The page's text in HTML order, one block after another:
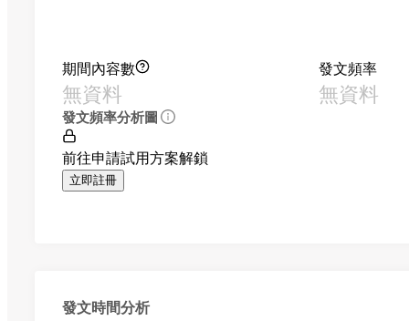
期間內容數
無資料
發文頻率
無資料
發文頻率分析圖
前往申請試用方案解鎖
立即註冊
發文時間分析